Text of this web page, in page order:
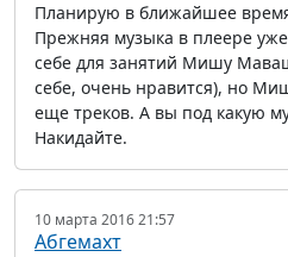
Планирую в ближайшее
Прежняя музыка в плеере
себе для занятий Мишу
себе, очень нравится), но
еще треков. А вы под какую
Накидайте.
10 марта 2016 21:57
Абгемахт